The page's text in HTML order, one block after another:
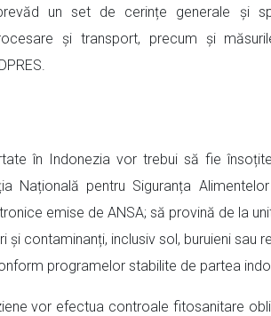
un set de cerințe generale și
și transport, precum și
în Indonezia vor trebui să fie
Națională pentru Siguranța
emise de ANSA; să provină de la
și contaminanți, inclusiv sol, buruieni sau
programelor stabilite de partea
vor efectua controale fitosanitare